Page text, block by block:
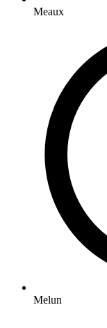
Meaux
Melun